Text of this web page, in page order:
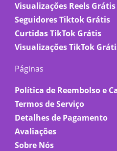
Visualizações Reels Grátis
Seguidores Tiktok Grátis
Curtidas TikTok Grátis
Visualizações TikTok
Páginas
Política de Reembolso e
Termos de Serviço
Detalhes de Pagamento
Avaliações
Sobre Nós